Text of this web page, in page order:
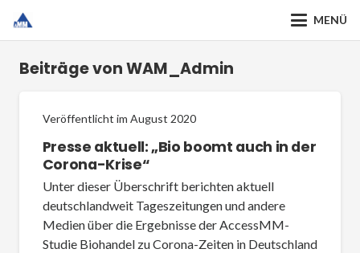
MENÜ
Beiträge von WAM_Admin
Veröffentlicht im August 2020
Presse aktuell: „Bio boomt auch in der
Corona-Krise“
Unter dieser Überschrift berichten aktuell
deutschlandweit Tageszeitungen und andere
Medien über die Ergebnisse der AccessMM-
Studie Biohandel zu Corona-Zeiten in Deutschland